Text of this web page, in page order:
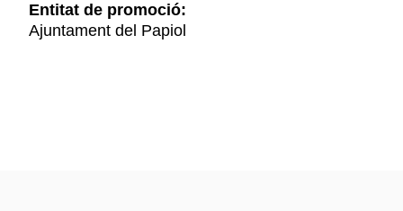
Entitat de promoció:
Ajuntament del Papiol